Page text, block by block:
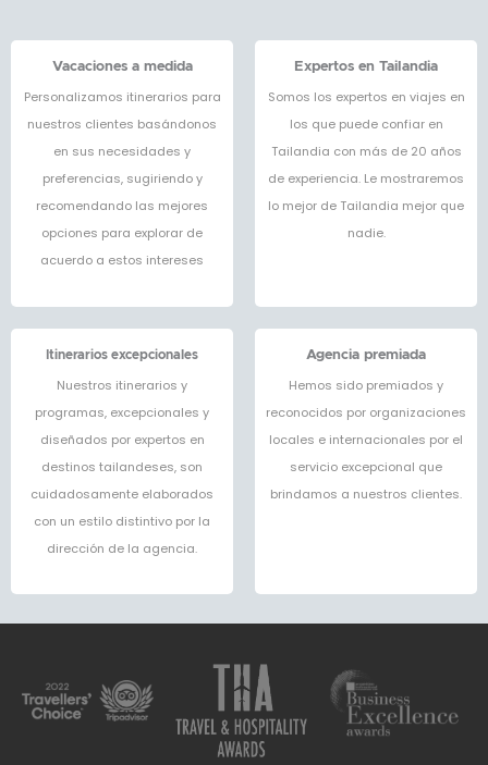
Vacaciones a medida
Personalizamos itinerarios para
nuestros clientes basándonos
en sus necesidades y
preferencias, sugiriendo y
recomendando las mejores
opciones para explorar de
acuerdo a estos intereses
Expertos en Tailandia
Somos los expertos en viajes en
los que puede confiar en
Tailandia con más de 20 años
de experiencia. Le mostraremos
lo mejor de Tailandia mejor que
nadie.
Itinerarios excepcionales
Nuestros itinerarios y
programas, excepcionales y
diseñados por expertos en
destinos tailandeses, son
cuidadosamente elaborados
con un estilo distintivo por la
dirección de la agencia.
Agencia premiada
Hemos sido premiados y
reconocidos por organizaciones
locales e internacionales por el
servicio excepcional que
brindamos a nuestros clientes.